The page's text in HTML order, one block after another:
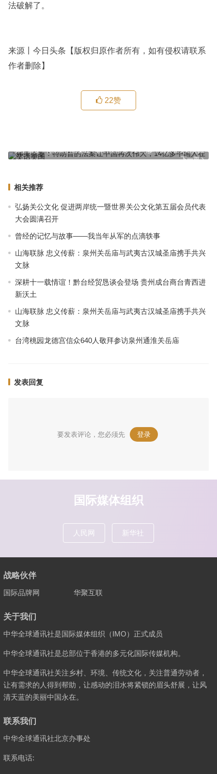
法破解了。
来源丨今日头条【版权归原作者所有，如有侵权请联系
作者删除】
22赞
下一篇
弗里德曼：特朗普的法案让中国再次伟大，14亿多中国人在笑话美国
相关推荐
弘扬关公文化 促进两岸统一暨世界关公文化第五届会员代表
大会圆满召开
曾经的记忆与故事——我当年从军的点滴轶事
山海联脉 忠义传薪：泉州关岳庙与武夷古汉城圣庙携手共兴
文脉
深耕十一载情谊！黔台经贸恳谈会登场 贵州成台商台青西进
新沃土
山海联脉 忠义传薪：泉州关岳庙与武夷古汉城圣庙携手共兴
文脉
台湾桃园龙德宫信众640人敬拜参访泉州通淮关岳庙
发表回复
要发表评论，您必须先 登录 。
国际媒体组织
人民网 新华社
战略伙伴
国际品牌网 华聚互联
关于我们
中华全球通讯社是国际媒体组织（IMO）正式成员
中华全球通讯社是总部位于香港的多元化国际传媒机构。
中华全球通讯社关注乡村、环境、传统文化，关注普通劳动者，
让有需求的人得到帮助，让感动的泪水将紧锁的眉头舒展，让风
清天蓝的美丽中国永在。
联系我们
中华全球通讯社北京办事处
联系电话: